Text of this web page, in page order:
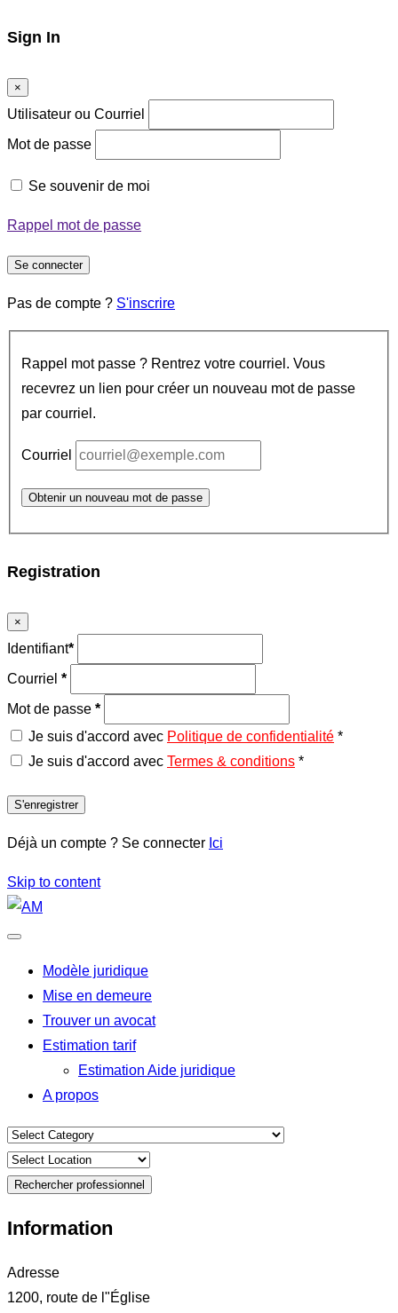
Sign In
×
Utilisateur ou Courriel
Mot de passe
Se souvenir de moi
Rappel mot de passe
Se connecter
Pas de compte ? S'inscrire
Rappel mot passe ? Rentrez votre courriel. Vous
recevrez un lien pour créer un nouveau mot de passe
par courriel.
Courriel
Obtenir un nouveau mot de passe
Registration
×
Identifiant*
Courriel *
Mot de passe *
Je suis d'accord avec Politique de confidentialité *
Je suis d'accord avec Termes & conditions *
S'enregistrer
Déjà un compte ? Se connecter Ici
Skip to content
Modèle juridique
Mise en demeure
Trouver un avocat
Estimation tarif
Estimation Aide juridique
A propos
Rechercher professionnel
Information
Adresse
1200, route de l"Église